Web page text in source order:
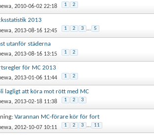
, 2010-06-02 22:18 1 2
2013
, 2013-08-16 12:45 1 2 3 ... 5
utanför städerna
, 2013-08-16 13:15 1 2
för MC 2013
, 2013-01-06 11:44 1 2
lagligt att köra mot rött med MC
, 2013-02-18 11:38 1 2 3
Varannan MC-förare kör för fort
, 2012-10-07 10:11 1 2 3 ... 11